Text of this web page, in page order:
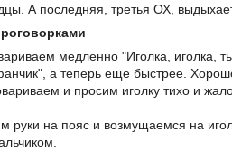
А последняя, третья ОХ,
медленно "Иголка, иголка,
а теперь еще быстрее.
и просим иголку тихо и
руки на пояс и возмущаемся на